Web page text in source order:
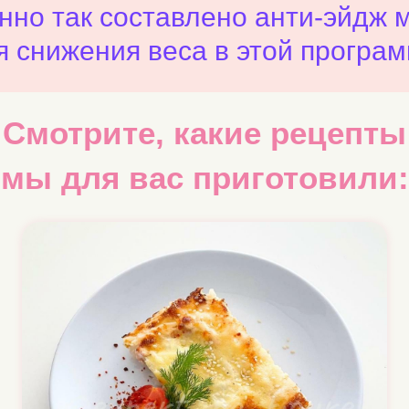
так составлено анти-эйдж
снижения веса в этой
Смотрите, какие рецепты
мы для вас приготовили: